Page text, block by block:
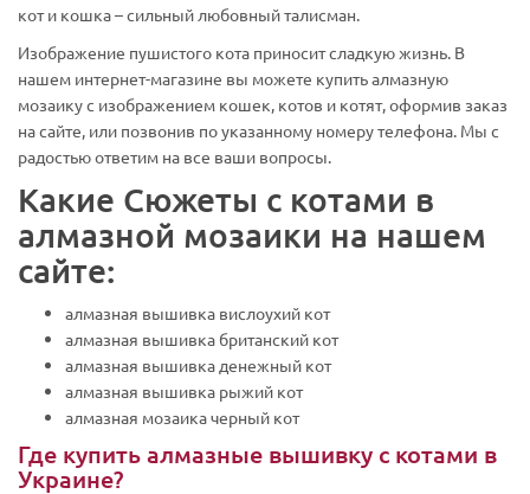
кот и кошка – сильный любовный талисман.
Изображение пушистого кота приносит сладкую жизнь. В
нашем интернет-магазине вы можете купить алмазную
мозаику с изображением кошек, котов и котят, оформив заказ
на сайте, или позвонив по указанному номеру телефона. Мы с
радостью ответим на все ваши вопросы.
Какие Сюжеты с котами в
алмазной мозаики на нашем
сайте:
алмазная вышивка вислоухий кот
алмазная вышивка британский кот
алмазная вышивка денежный кот
алмазная вышивка рыжий кот
алмазная мозаика черный кот
Где купить алмазные вышивку с котами в
Украине?